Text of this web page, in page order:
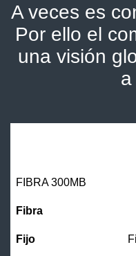
A veces es
Por ello el
una visión
a
FIBRA 300MB